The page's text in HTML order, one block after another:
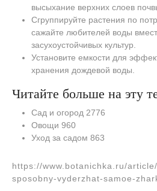
высыхание верхних слоев
Сгруппируйте растения по
сажайте любителей воды
засухоустойчивых культур.
Установите емкости для
хранения дождевой воды.
Читайте больше на эту
Сад и огород 2776
Овощи 960
Уход за садом 863
https://www.botanichka.ru/
sposobny-vyderzhat-samoe-